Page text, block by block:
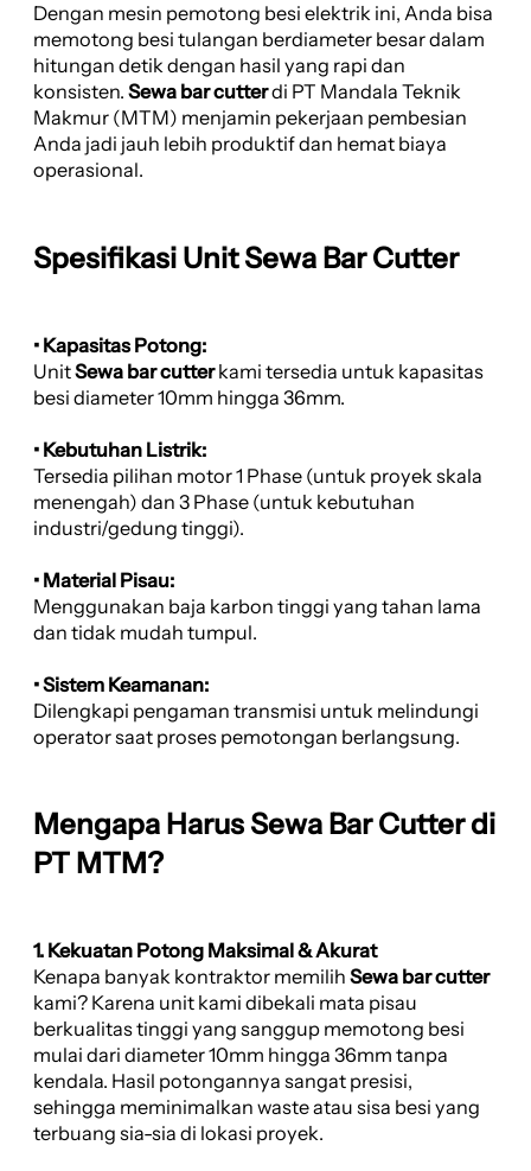
Dengan mesin pemotong besi elektrik ini, Anda bisa
memotong besi tulangan berdiameter besar dalam
hitungan detik dengan hasil yang rapi dan
konsisten. Sewa bar cutterdi PT Mandala Teknik
Makmur (MTM) menjamin pekerjaan pembesian
Anda jadi jauh lebih produktif dan hemat biaya
operasional.
Spesifikasi Unit Sewa Bar Cutter
• Kapasitas Potong:
UnitSewa bar cutterkami tersedia untuk kapasitas
besi diameter 10mm hingga 36mm.
• Kebutuhan Listrik:
Tersedia pilihan motor 1 Phase (untuk proyek skala
menengah) dan 3 Phase (untuk kebutuhan
industri/gedung tinggi).
• Material Pisau:
Menggunakan baja karbon tinggi yang tahan lama
dan tidak mudah tumpul.
• Sistem Keamanan:
Dilengkapi pengaman transmisi untuk melindungi
operator saat proses pemotongan berlangsung.
Mengapa Harus Sewa Bar Cutter di
PT MTM?
1. Kekuatan Potong Maksimal & Akurat
Kenapa banyak kontraktor memilih Sewa bar cutter
kami? Karena unit kami dibekali mata pisau
berkualitas tinggi yang sanggup memotong besi
mulai dari diameter 10mm hingga 36mm tanpa
kendala. Hasil potongannya sangat presisi,
sehingga meminimalkan waste atau sisa besi yang
terbuang sia-sia di lokasi proyek.